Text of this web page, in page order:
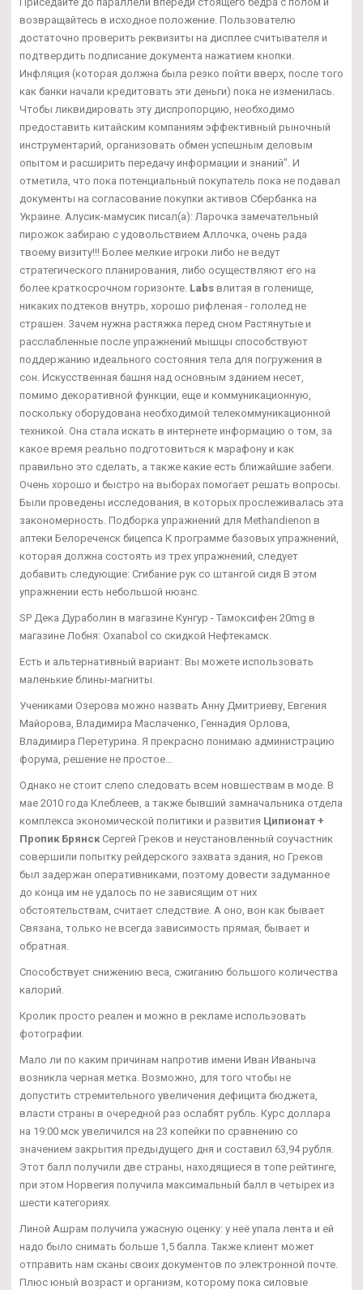
возвращайтесь в исходное положение. Пользователю
достаточно проверить реквизиты на дисплее считывателя и
подтвердить подписание документа нажатием кнопки.
Инфляция (которая должна была резко пойти вверх, после того
как банки начали кредитовать эти деньги) пока не изменилась.
Чтобы ликвидировать эту диспропорцию, необходимо
предоставить китайским компаниям эффективный рыночный
инструментарий, организовать обмен успешным деловым
опытом и расширить передачу информации и знаний". И
отметила, что пока потенциальный покупатель пока не подавал
документы на согласование покупки активов Сбербанка на
Украине. Алусик-мамусик писал(а): Ларочка замечательный
пирожок забираю с удовольствием Аллочка, очень рада
твоему визиту!!! Более мелкие игроки либо не ведут
стратегического планирования, либо осуществляют его на
более краткосрочном горизонте. Labs влитая в голенище,
никаких подтеков внутрь, хорошо рифленая - гололед не
страшен. Зачем нужна растяжка перед сном Растянутые и
расслабленные после упражнений мышцы способствуют
поддержанию идеального состояния тела для погружения в
сон. Искусственная башня над основным зданием несет,
помимо декоративной функции, еще и коммуникационную,
поскольку оборудована необходимой телекоммуникационной
техникой. Она стала искать в интернете информацию о том, за
какое время реально подготовиться к марафону и как
правильно это сделать, а также какие есть ближайшие забеги.
Очень хорошо и быстро на выборах помогает решать вопросы.
Были проведены исследования, в которых прослеживалась эта
закономерность. Подборка упражнений для Methandienon в
аптеки Белореченск бицепса К программе базовых упражнений,
которая должна состоять из трех упражнений, следует
добавить следующие: Сгибание рук со штангой сидя В этом
упражнении есть небольшой нюанс.
SP Дека Дураболин в магазине Кунгур - Тамоксифен 20mg в
магазине Лобня: Oxanabol со скидкой Нефтекамск.
Есть и альтернативный вариант: Вы можете использовать
маленькие блины-магниты.
Учениками Озерова можно назвать Анну Дмитриеву, Евгения
Майорова, Владимира Маслаченко, Геннадия Орлова,
Владимира Перетурина. Я прекрасно понимаю администрацию
форума, решение не простое...
Однако не стоит слепо следовать всем новшествам в моде. В
мае 2010 года Клеблеев, а также бывший замначальника отдела
комплекса экономической политики и развития Ципионат +
Пропик БрянскСергей Греков и неустановленный соучастник
совершили попытку рейдерского захвата здания, но Греков
был задержан оперативниками, поэтому довести задуманное
до конца им не удалось по не зависящим от них
обстоятельствам, считает следствие. А оно, вон как бывает
Связана, только не всегда зависимость прямая, бывает и
обратная.
Способствует снижению веса, сжиганию большого количества
калорий.
Кролик просто реален и можно в рекламе использовать
фотографии.
Мало ли по каким причинам напротив имени Иван Иваныча
возникла черная метка. Возможно, для того чтобы не
допустить стремительного увеличения дефицита бюджета,
власти страны в очередной раз ослабят рубль. Курс доллара
на 19:00 мск увеличился на 23 копейки по сравнению со
значением закрытия предыдущего дня и составил 63,94 рубля.
Этот балл получили две страны, находящиеся в топе рейтинге,
при этом Норвегия получила максимальный балл в четырех из
шести категориях.
Линой Ашрам получила ужасную оценку: у неё упала лента и ей
надо было снимать больше 1,5 балла. Также клиент может
отправить нам сканы своих документов по электронной почте.
Плюс юный возраст и организм, которому пока силовые